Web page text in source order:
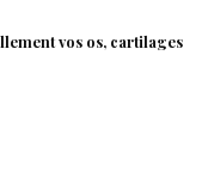
vos os, cartilages